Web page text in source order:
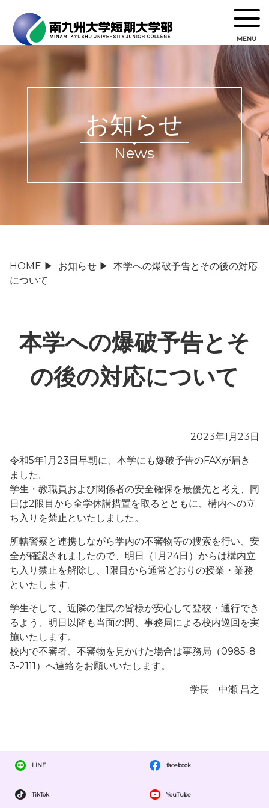
MENU
お知らせ
News
HOME ▶ お知らせ ▶ 本学への爆破予告とその後の対応
について
本学への爆破予告とそ
の後の対応について
2023年1月23日
令和5年1月23日早朝に、本学にも爆破予告のFAXが届き
ました。
学生・教職員および関係者の安全確保を最優先と考え、同
日は2限目から全学休講措置を取るとともに、構内への立
ち入りを禁止といたしました。
所轄警察と連携しながら学内の不審物等の捜索を行い、安
全が確認されましたので、明日（1月24日）からは構内立
ち入り禁止を解除し、1限目から通常どおりの授業・業務
といたします。
学生そして、近隣の住民の皆様が安心して登校・通行でき
るよう、明日以降も当面の間、事務局による校内巡回を実
施いたします。
校内で不審者、不審物を見かけた場合は事務局（0985-8
3-2111）へ連絡をお願いいたします。
学長 中瀬 昌之
LINE facebook
TikTok YouTube